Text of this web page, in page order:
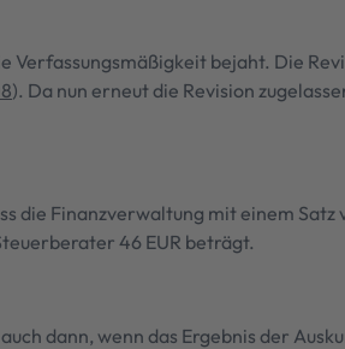
bejaht. Die
). Da nun erneut die Revision
die Finanzverwaltung mit einem
46 EUR beträgt.
dann, wenn das Ergebnis der